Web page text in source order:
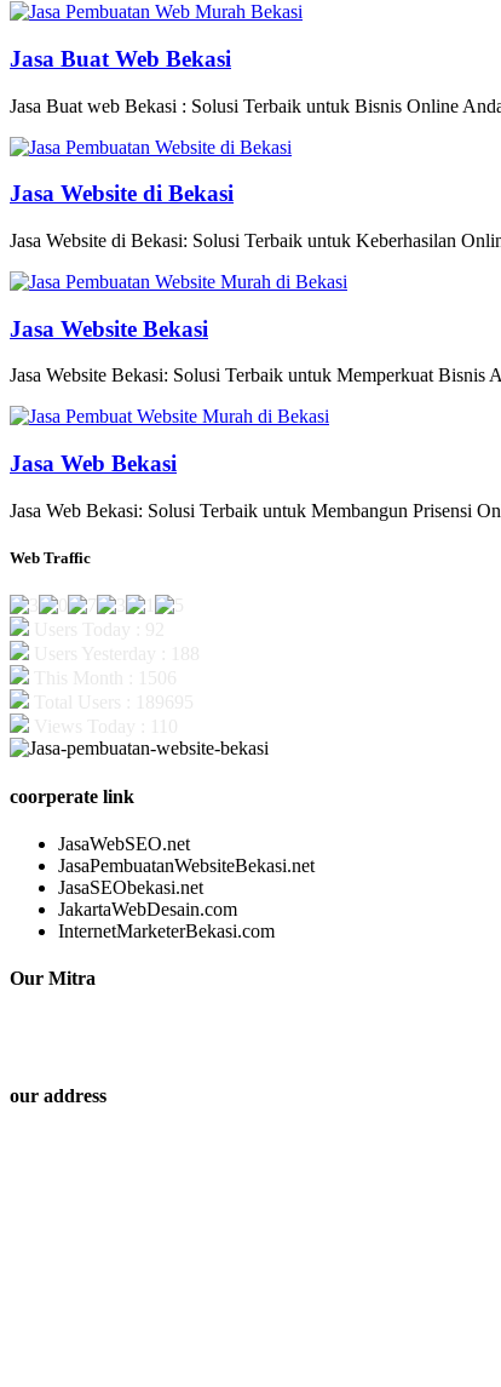
Jasa Buat Web Bekasi
Jasa Buat web Bekasi : Solusi Terbaik untuk Bisnis Online
Jasa Website di Bekasi
Jasa Website di Bekasi: Solusi Terbaik untuk Keberhasilan
Jasa Website Bekasi
Jasa Website Bekasi: Solusi Terbaik untuk Memperkuat
Jasa Web Bekasi
Jasa Web Bekasi: Solusi Terbaik untuk Membangun Prisensi
Web Traffic
coorperate link
JasaWebSEO.net
JasaPembuatanWebsiteBekasi.net
JasaSEObekasi.net
JakartaWebDesain.com
InternetMarketerBekasi.com
Our Mitra
our address